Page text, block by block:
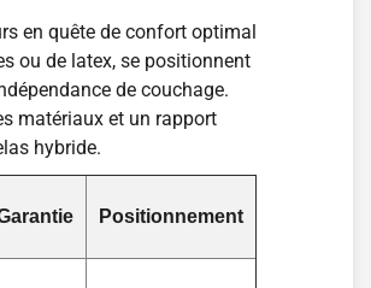
en quête de confort optimal
ou de latex, se positionnent
de couchage.
matériaux et un rapport
hybride.
Positionnement